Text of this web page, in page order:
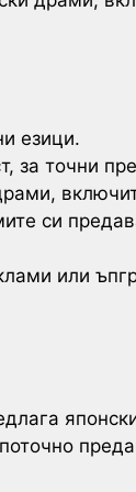
езици.
за точни
си
или